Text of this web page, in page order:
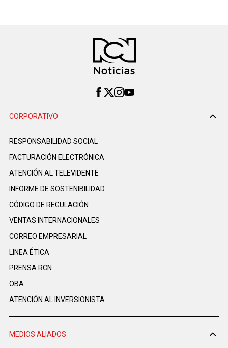
CORPORATIVO
RESPONSABILIDAD SOCIAL
FACTURACIÓN ELECTRÓNICA
ATENCIÓN AL TELEVIDENTE
INFORME DE SOSTENIBILIDAD
CÓDIGO DE REGULACIÓN
VENTAS INTERNACIONALES
CORREO EMPRESARIAL
LINEA ÉTICA
PRENSA RCN
OBA
ATENCIÓN AL INVERSIONISTA
MEDIOS ALIADOS